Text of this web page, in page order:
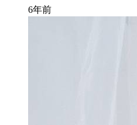
6年前